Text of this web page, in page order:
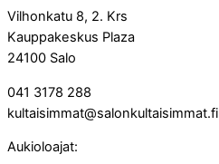
Vilhonkatu 8, 2. Krs
Kauppakeskus Plaza
24100 Salo
041 3178 288
kultaisimmat@salonkultaisimmat.fi
Aukioloajat: